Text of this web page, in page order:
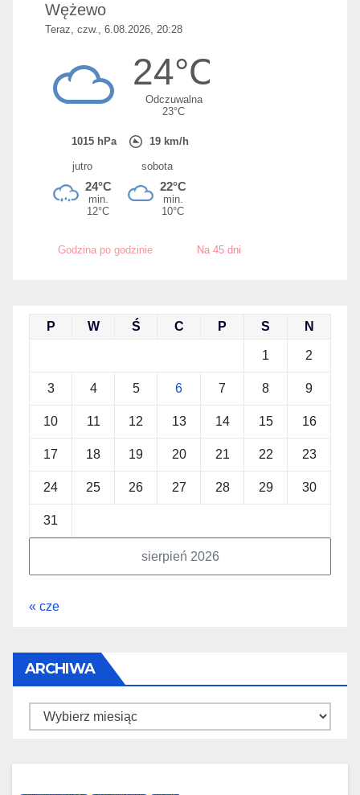
Godzina po godzinie Na 45 dni
sierpień 2026
P W Ś C P S N
1 2
3 4 5 6 7 8 9
10 11 12 13 14 15 16
17 18 19 20 21 22 23
24 25 26 27 28 29 30
31
« cze
ARCHIWA
Archiwa